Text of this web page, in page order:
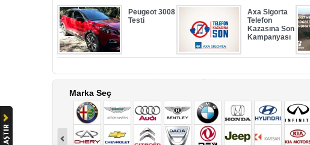
Peugeot 3008
Testi
Axa Sigorta
Telefon
Kazasına Son
Kampanyası
Marka Seç